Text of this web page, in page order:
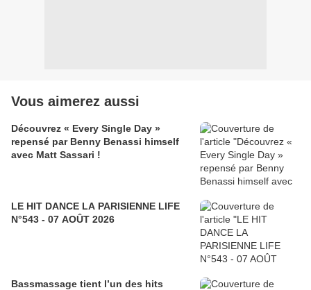
Vous aimerez aussi
Découvrez « Every Single Day »
repensé par Benny Benassi himself
avec Matt Sassari !
LE HIT DANCE LA PARISIENNE LIFE
N°543 - 07 AOÛT 2026
Bassmassage tient l’un des hits